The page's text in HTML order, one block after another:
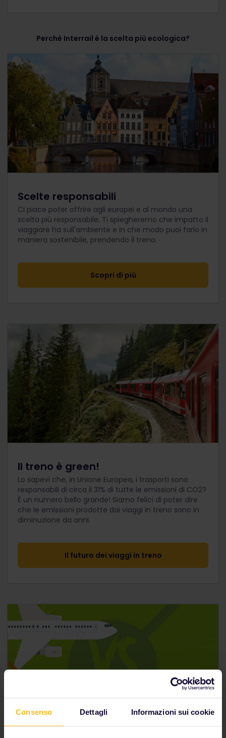
Consenso Dettagli Informazioni sui cookie
Perché Interrail è la scelta più ecologica?
Scelte responsabili
Ci piace poter offrire agli europei e al mondo una
scelta più responsabile. Ti spiegheremo che impatto il
viaggiare ha sull'ambiente e in che modo puoi farlo in
maniera sostenibile, prendendo il treno.
Scopri di più
Il treno è green!
Lo sapevi che, in Unione Europea, i trasporti sono
responsabili di circa il 31% di tutte le emissioni di CO2?
È un numero bello grande! Siamo felici di poter dire
che le emissioni prodotte dai viaggi in treno sono in
diminuzione da anni.
Il futuro dei viaggi in treno